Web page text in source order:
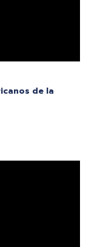
de la